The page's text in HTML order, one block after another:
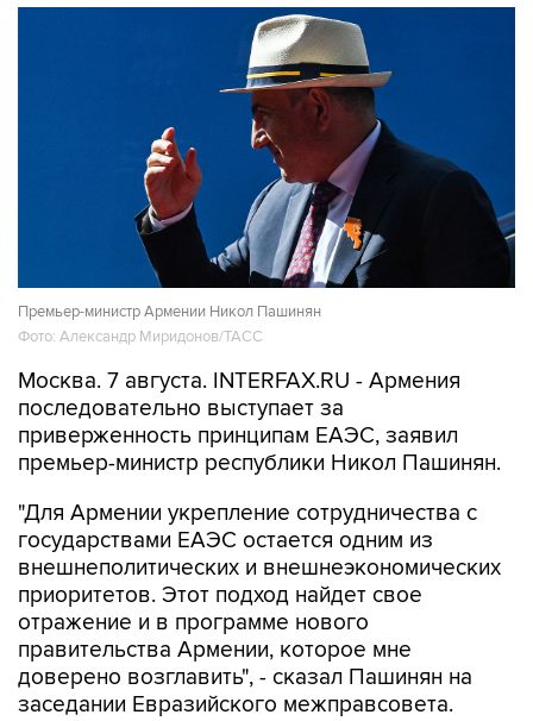
Премьер-министр Армении Никол Пашинян
Фото: Александр Миридонов/ТАСС
Москва. 7 августа. INTERFAX.RU - Армения
последовательно выступает за
приверженность принципам ЕАЭС, заявил
премьер-министр республики Никол Пашинян.
"Для Армении укрепление сотрудничества с
государствами ЕАЭС остается одним из
внешнеполитических и внешнеэкономических
приоритетов. Этот подход найдет свое
отражение и в программе нового
правительства Армении, которое мне
доверено возглавить", - сказал Пашинян на
заседании Евразийского межправсовета.